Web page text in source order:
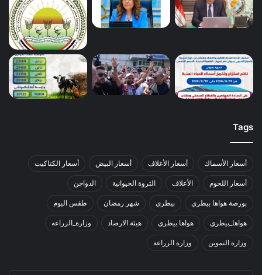
Tags
أسعار الأسماك أسعار الأعلاف أسعار البيض أسعار الكتاكيت
أسعار اللحوم الأعلاف الثروة الحيوانية الدواجن
بورصة هواها بيطري بيطري شهر رمضان طقس اليوم
هواها_بيطري هواها بيطري هيئة الارصاد وزارة_الزراعه
وزارة التموين وزارة الزراعة